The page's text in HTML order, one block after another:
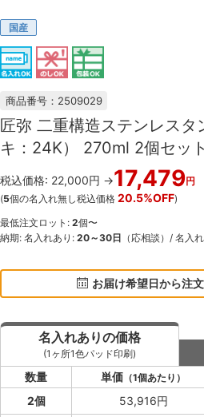
国産
商品番号：2509029
匠弥 二重構造ステンレスタ
キ：24K） 270ml 2個セット
税込価格: 22,000円 →17,479円
(5個の名入れ無し税込価格 20.5%OFF)
最低注文ロット: 2個〜
納期: 名入れあり: 20～30日 （応相談）/ 名入
お届け希望日から注
名入れありの価格
(1ヶ所1色パッド印刷)
数量
単価 （1個あたり）
2個 53,916円